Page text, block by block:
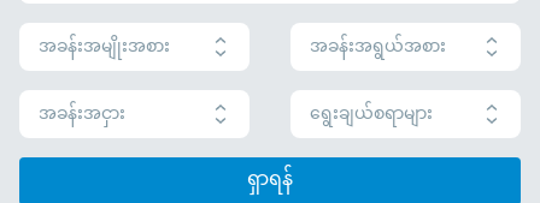
အခန်းအမျိုးအစား
အခန်းအရွယ်အစား
အခန်းအငှား
ရွေးချယ်စရာများ
ရှာရန်